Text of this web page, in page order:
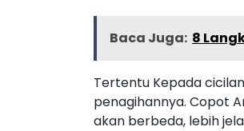
Baca Juga: 8
Tertentu Kepada
penagihannya. Copot
akan berbeda, lebih